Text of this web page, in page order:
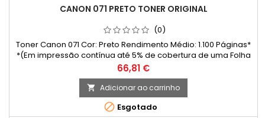
CANON 071 PRETO TONER ORIGINAL
(0)
Toner Canon 071 Cor: Preto Rendimento Médio: 1.100 Páginas*
*(Em impressão contínua até 5% de cobertura de uma Folha
A4)
Preço
66,81 €
 Adicionar ao carrinho
 Esgotado